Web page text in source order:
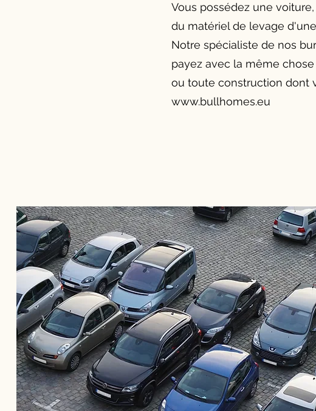
Vous possédez une
du matériel de levage
Notre spécialiste de nos
payez avec la même
ou toute construction dont
www.bullhomes.eu